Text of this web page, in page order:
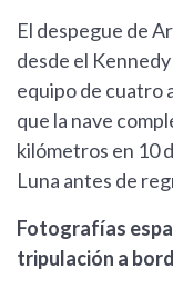
El despegue de
desde el
equipo de cuatro
que la nave
kilómetros en 10
Luna antes de
Fotografías
tripulación a